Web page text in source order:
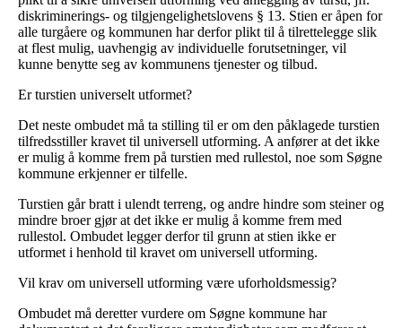
diskriminerings- og tilgjengelighetslovens § 13. Stien er åpen for
alle turgåere og kommunen har derfor plikt til å tilrettelegge slik
at flest mulig, uavhengig av individuelle forutsetninger, vil
kunne benytte seg av kommunens tjenester og tilbud.
Er turstien universelt utformet?
Det neste ombudet må ta stilling til er om den påklagede turstien
tilfredsstiller kravet til universell utforming. A anfører at det ikke
er mulig å komme frem på turstien med rullestol, noe som Søgne
kommune erkjenner er tilfelle.
Turstien går bratt i ulendt terreng, og andre hindre som steiner og
mindre broer gjør at det ikke er mulig å komme frem med
rullestol. Ombudet legger derfor til grunn at stien ikke er
utformet i henhold til kravet om universell utforming.
Vil krav om universell utforming være uforholdsmessig?
Ombudet må deretter vurdere om Søgne kommune har